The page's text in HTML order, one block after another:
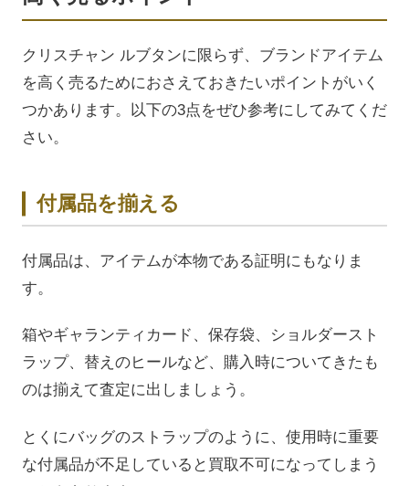
クリスチャン ルブタンに限らず、ブランドアイテム
を高く売るためにおさえておきたいポイントがいく
つかあります。以下の3点をぜひ参考にしてみてくだ
さい。
付属品を揃える
付属品は、アイテムが本物である証明にもなりま
す。
箱やギャランティカード、保存袋、ショルダースト
ラップ、替えのヒールなど、購入時についてきたも
のは揃えて査定に出しましょう。
とくにバッグのストラップのように、使用時に重要
な付属品が不足していると買取不可になってしまう